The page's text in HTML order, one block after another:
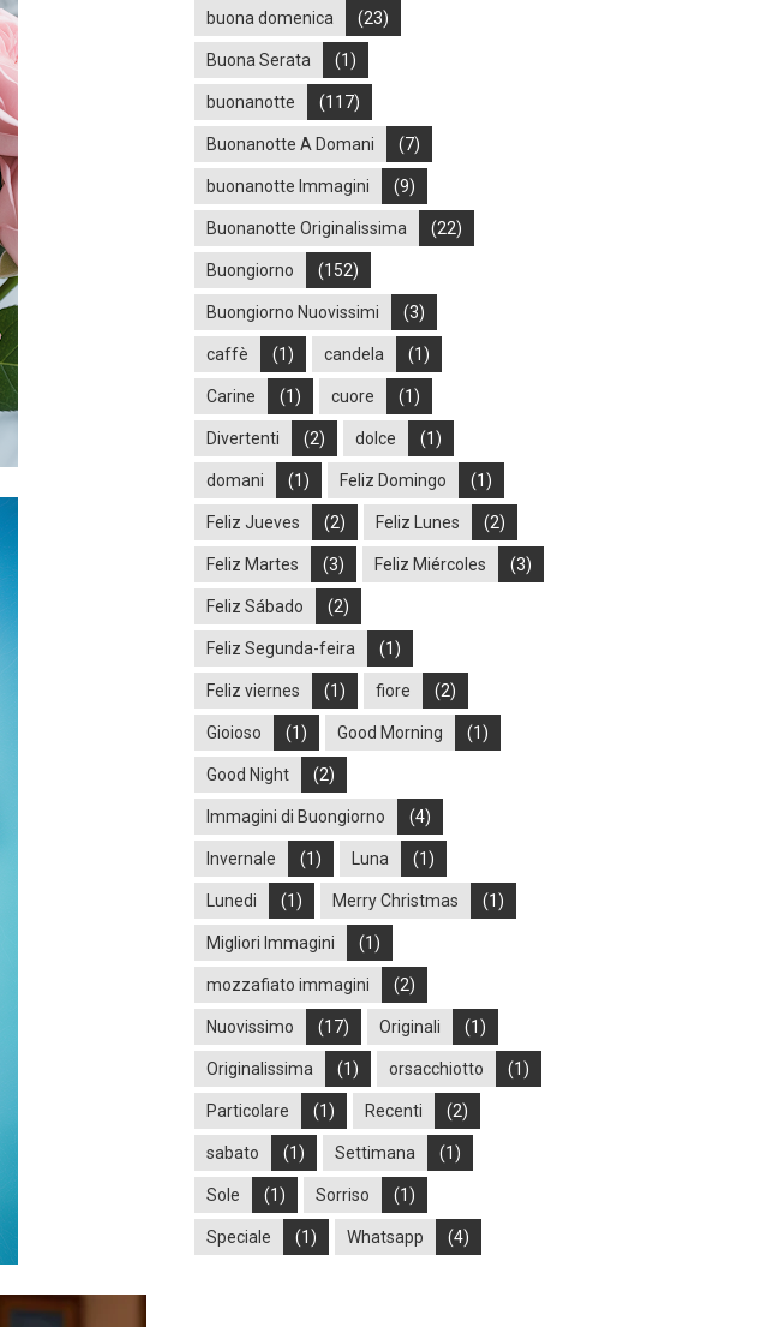
buona domenica (23)
Buona Serata (1)
buonanotte (117)
Buonanotte A Domani (7)
buonanotte Immagini (9)
Buonanotte Originalissima (22)
Buongiorno (152)
Buongiorno Nuovissimi (3)
caffè (1) candela (1)
Carine (1) cuore (1)
Divertenti (2) dolce (1)
domani (1) Feliz Domingo (1)
Feliz Jueves (2) Feliz Lunes (2)
Feliz Martes (3) Feliz Miércoles (3)
Feliz Sábado (2)
Feliz Segunda-feira (1)
Feliz viernes (1) fiore (2)
Gioioso (1) Good Morning (1)
Good Night (2)
Immagini di Buongiorno (4)
Invernale (1) Luna (1)
Lunedi (1) Merry Christmas (1)
Migliori Immagini (1)
mozzafiato immagini (2)
Nuovissimo (17) Originali (1)
Originalissima (1) orsacchiotto (1)
Particolare (1) Recenti (2)
sabato (1) Settimana (1)
Sole (1) Sorriso (1)
Speciale (1) Whatsapp (4)